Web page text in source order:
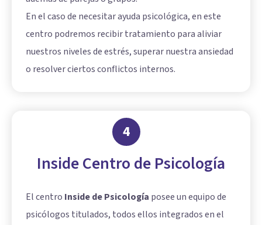
En el caso de necesitar ayuda psicológica, en este
centro podremos recibir tratamiento para aliviar
nuestros niveles de estrés, superar nuestra ansiedad
o resolver ciertos conflictos internos.
4
Inside Centro de Psicología
El centro Inside de Psicología posee un equipo de
psicólogos titulados, todos ellos integrados en el